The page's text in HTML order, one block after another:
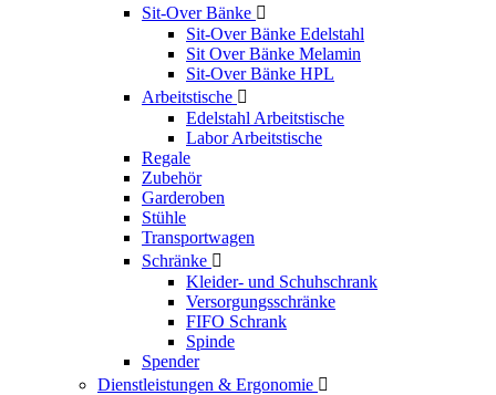
Sit-Over Bänke 
Sit-Over Bänke Edelstahl
Sit Over Bänke Melamin
Sit-Over Bänke HPL
Arbeitstische 
Edelstahl Arbeitstische
Labor Arbeitstische
Regale
Zubehör
Garderoben
Stühle
Transportwagen
Schränke 
Kleider- und Schuhschrank
Versorgungsschränke
FIFO Schrank
Spinde
Spender
Dienstleistungen & Ergonomie 